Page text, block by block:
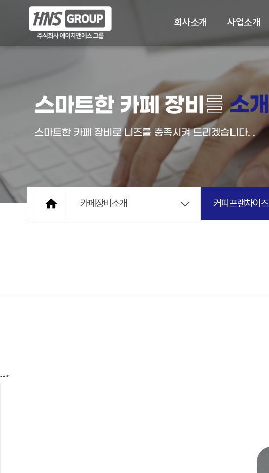
회사소개 사업소개
스마트한 카페 장비를소개
스마트한 카페 장비로 니즈를 충족시켜 드리겠습니다. .
 카페장비소개 커피프랜차이즈
-->